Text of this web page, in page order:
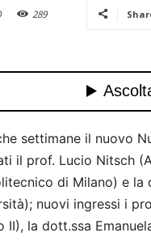
289
settimane il nuovo
il prof. Lucio Nitsch
di Milano) e la
nuovi ingressi i
II), la dott.ssa